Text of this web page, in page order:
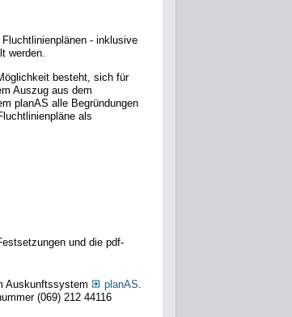
- inklusive
werden.
besteht, sich für
Auszug aus dem
planAS alle Begründungen
als
und die pdf-
Auskunftssystem planAS.
(069) 212 44116